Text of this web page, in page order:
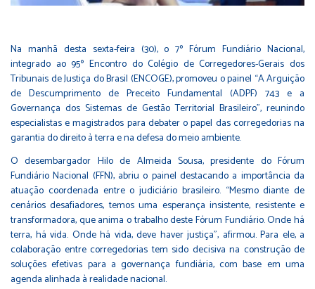
Na manhã desta sexta-feira (30), o 7º Fórum Fundiário Nacional,
integrado ao 95º Encontro do Colégio de Corregedores-Gerais dos
Tribunais de Justiça do Brasil (ENCOGE), promoveu o painel “A Arguição
de Descumprimento de Preceito Fundamental (ADPF) 743 e a
Governança dos Sistemas de Gestão Territorial Brasileiro”, reunindo
especialistas e magistrados para debater o papel das corregedorias na
garantia do direito à terra e na defesa do meio ambiente.
O desembargador Hilo de Almeida Sousa, presidente do Fórum
Fundiário Nacional (FFN), abriu o painel destacando a importância da
atuação coordenada entre o judiciário brasileiro. “Mesmo diante de
cenários desafiadores, temos uma esperança insistente, resistente e
transformadora, que anima o trabalho deste Fórum Fundiário. Onde há
terra, há vida. Onde há vida, deve haver justiça”, afirmou. Para ele, a
colaboração entre corregedorias tem sido decisiva na construção de
soluções efetivas para a governança fundiária, com base em uma
agenda alinhada à realidade nacional.